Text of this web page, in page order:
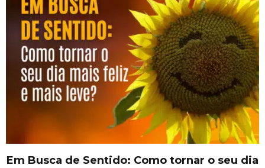
Em Busca de Sentido: Como tornar o seu dia